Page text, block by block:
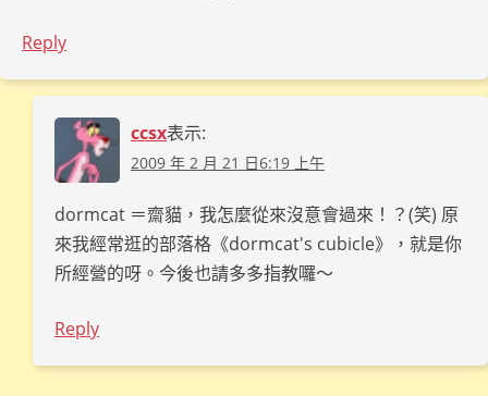
Reply
ccsx表示:
2009 年 2 月 21 日6:19 上午
dormcat ＝齋貓，我怎麼從來沒意會過來！？(笑) 原
來我經常逛的部落格《dormcat's cubicle》，就是你
所經營的呀。今後也請多多指教囉～
Reply